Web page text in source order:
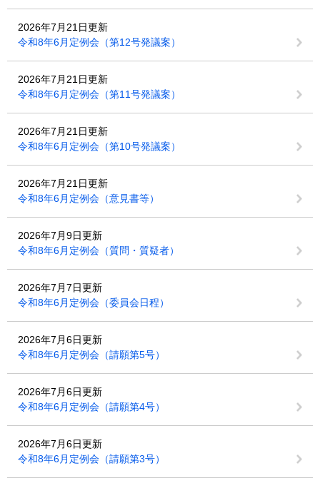
2026年7月21日更新
令和8年6月定例会（第12号発議案）
2026年7月21日更新
令和8年6月定例会（第11号発議案）
2026年7月21日更新
令和8年6月定例会（第10号発議案）
2026年7月21日更新
令和8年6月定例会（意見書等）
2026年7月9日更新
令和8年6月定例会（質問・質疑者）
2026年7月7日更新
令和8年6月定例会（委員会日程）
2026年7月6日更新
令和8年6月定例会（請願第5号）
2026年7月6日更新
令和8年6月定例会（請願第4号）
2026年7月6日更新
令和8年6月定例会（請願第3号）